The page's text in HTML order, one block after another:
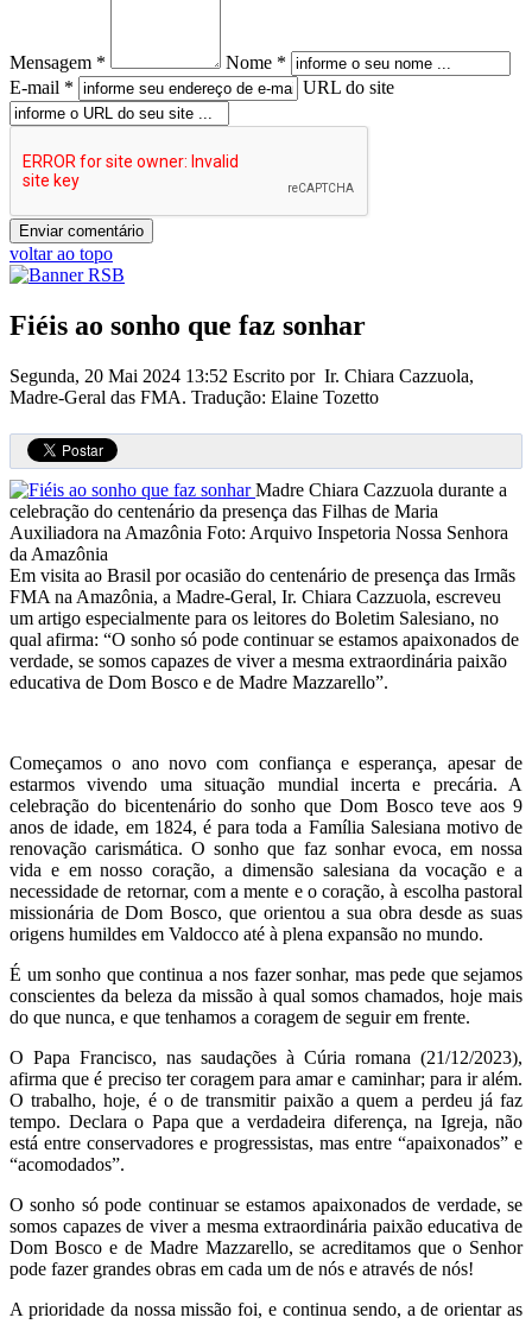
Mensagem *
Nome *
E-mail *
URL do site
voltar ao topo
Fiéis ao sonho que faz sonhar
Segunda, 20 Mai 2024 13:52 Escrito por Ir. Chiara Cazzuola,
Madre-Geral das FMA. Tradução: Elaine Tozetto
Madre Chiara Cazzuola durante a
celebração do centenário da presença das Filhas de Maria
Auxiliadora na Amazônia Foto: Arquivo Inspetoria Nossa Senhora
da Amazônia
Em visita ao Brasil por ocasião do centenário de presença das Irmãs
FMA na Amazônia, a Madre-Geral, Ir. Chiara Cazzuola, escreveu
um artigo especialmente para os leitores do Boletim Salesiano, no
qual afirma: “O sonho só pode continuar se estamos apaixonados de
verdade, se somos capazes de viver a mesma extraordinária paixão
educativa de Dom Bosco e de Madre Mazzarello”.
Começamos o ano novo com confiança e esperança, apesar de
estarmos vivendo uma situação mundial incerta e precária. A
celebração do bicentenário do sonho que Dom Bosco teve aos 9
anos de idade, em 1824, é para toda a Família Salesiana motivo de
renovação carismática. O sonho que faz sonhar evoca, em nossa
vida e em nosso coração, a dimensão salesiana da vocação e a
necessidade de retornar, com a mente e o coração, à escolha pastoral
missionária de Dom Bosco, que orientou a sua obra desde as suas
origens humildes em Valdocco até à plena expansão no mundo.
É um sonho que continua a nos fazer sonhar, mas pede que sejamos
conscientes da beleza da missão à qual somos chamados, hoje mais
do que nunca, e que tenhamos a coragem de seguir em frente.
O Papa Francisco, nas saudações à Cúria romana (21/12/2023),
afirma que é preciso ter coragem para amar e caminhar; para ir além.
O trabalho, hoje, é o de transmitir paixão a quem a perdeu já faz
tempo. Declara o Papa que a verdadeira diferença, na Igreja, não
está entre conservadores e progressistas, mas entre “apaixonados” e
“acomodados”.
O sonho só pode continuar se estamos apaixonados de verdade, se
somos capazes de viver a mesma extraordinária paixão educativa de
Dom Bosco e de Madre Mazzarello, se acreditamos que o Senhor
pode fazer grandes obras em cada um de nós e através de nós!
A prioridade da nossa missão foi, e continua sendo, a de orientar as